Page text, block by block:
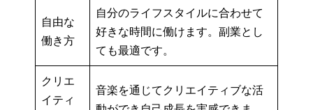
自由な
働き方
自分のライフスタイルに合わせて
好きな時間に働けます。副業とし
ても最適です。
クリエ
イティ
音楽を通じてクリエイティブな活